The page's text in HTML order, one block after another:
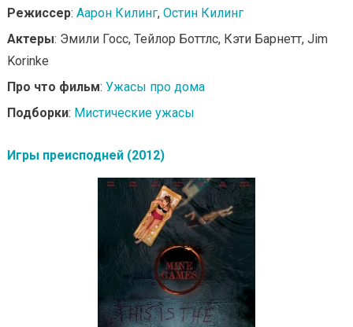
Режиссер: Аарон Килинг, Остин Килинг
Актеры: Эмили Госс, Тейлор Боттлс, Кэти Барнетт, Jim
Korinke
Про что фильм: Ужасы про дома
Подборки: Мистические ужасы
Игры преисподней (2012)